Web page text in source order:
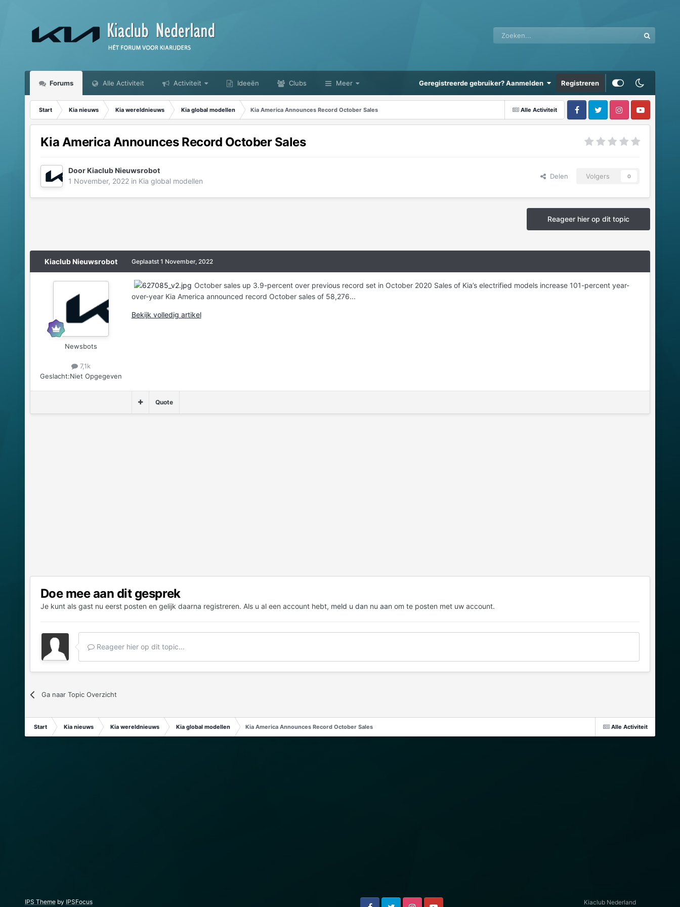
Forums Alle Activiteit Activiteit Ideeën Clubs Meer Geregistreerde gebruiker? Aanmelden Registreren
Alle Activiteit
Start Kia nieuws Kia wereldnieuws Kia global modellen Kia America Announces Record October Sales
Kia America Announces Record October Sales
DoorKiaclub Nieuwsrobot
1 November, 2022in Kia global modellen
Delen Volgers 0
Reageer hier op dit topic
Kiaclub Nieuwsrobot
Newsbots
7,1k
Geslacht:Niet Opgegeven
Geplaatst 1 November, 2022
October sales up 3.9-percent over previous record set in October 2020 Sales of Kia’s electrified models increase 101-percent year-
over-year Kia America announced record October sales of 58,276...
Bekijk volledig artikel
Quote
Doe mee aan dit gesprek
Je kunt als gast nu eerst posten en gelijk daarna registreren. Als u al een account hebt, meld u dan nu aan om te posten met uw account.
Reageer hier op dit topic...
Ga naar Topic Overzicht
Alle Activiteit
Start Kia nieuws Kia wereldnieuws Kia global modellen Kia America Announces Record October Sales
IPS Themeby IPSFocus Kiaclub Nederland